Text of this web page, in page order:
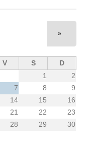
»
V S
D
1
2
7 8
9
14 15
16
21 22
23
28 29
30